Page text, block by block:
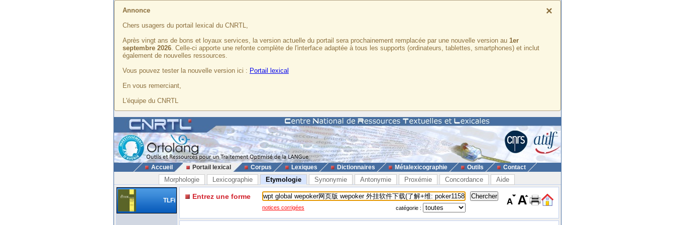
×
Annonce
Chers usagers du portail lexical du CNRTL,
Après vingt ans de bons et loyaux services, la version actuelle du portail sera prochainement remplacée par une nouvelle version au 1er
septembre 2026. Celle-ci apporte une refonte complète de l'interface adaptée à tous les supports (ordinateurs, tablettes, smartphones) et inclut
également de nouvelles ressources.
Vous pouvez tester la nouvelle version ici : Portail lexical
En vous remerciant,
L'équipe du CNRTL
Accueil Portail lexical Corpus Lexiques Dictionnaires Métalexicographie Outils Contact
Morphologie Lexicographie Etymologie Synonymie Antonymie Proxémie Concordance Aide
TLFi Entrez une forme
notices corrigées catégorie :